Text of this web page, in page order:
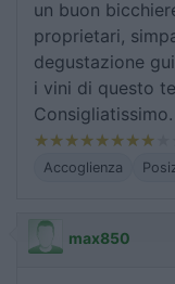
un buon
proprietari,
degustazione
i vini di questo
Consigliatissimo.
Accoglienza
max850